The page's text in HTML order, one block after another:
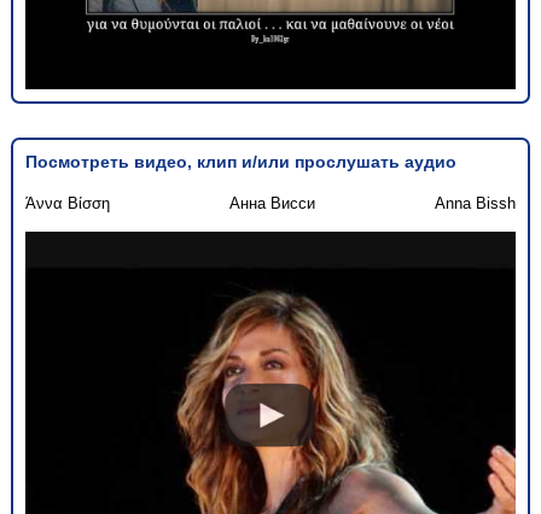
Посмотреть видео, клип и/или прослушать аудио
Άννα Βίσση Анна Висси Anna Bissh